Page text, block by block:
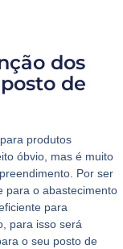
dos
de
produtos
óbvio, mas é muito
Por ser
para o abastecimento
para
para isso será
o seu posto de